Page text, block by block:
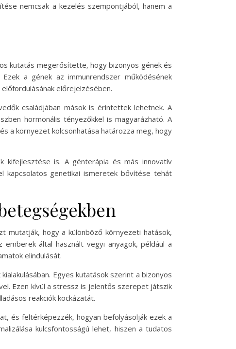
nemcsak a kezelés szempontjából, hanem a
kutatás megerősítette, hogy bizonyos gének és
a gének az immunrendszer működésének
előrejelzésében.
családjában mások is érintettek lehetnek. A
hormonális tényezőkkel is magyarázható. A
a környezet kölcsönhatása határozza meg, hogy
kifejlesztése is. A génterápia és más innovatív
kapcsolatos genetikai ismeretek bővítése tehát
mutatják, hogy a különböző környezeti hatások,
által használt vegyi anyagok, például a
elindulását.
Egyes kutatások szerint a bizonyos
Ezen kívül a stressz is jelentős szerepet játszik
reakciók kockázatát.
és feltérképezzék, hogyan befolyásolják ezek a
kulcsfontosságú lehet, hiszen a tudatos